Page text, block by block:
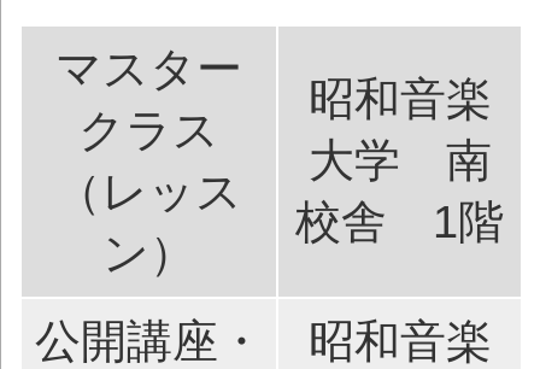
マスター
クラス
（レッス
ン）
昭和音楽
大学 南
校舎 1階
公開講座・
昭和音楽